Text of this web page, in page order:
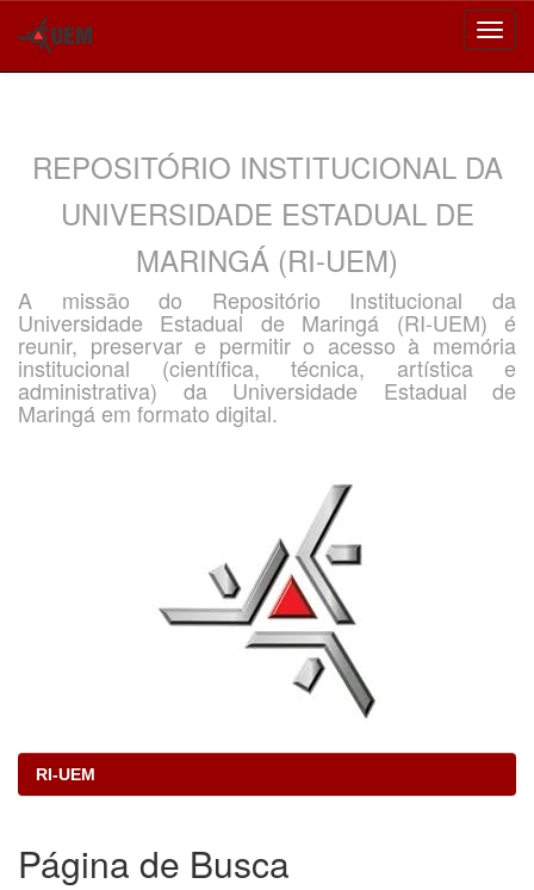
REPOSITÓRIO INSTITUCIONAL DA
UNIVERSIDADE ESTADUAL DE
MARINGÁ (RI-UEM)
A missão do Repositório Institucional da
Universidade Estadual de Maringá (RI-UEM) é
reunir, preservar e permitir o acesso à memória
institucional (científica, técnica, artística e
administrativa) da Universidade Estadual de
Maringá em formato digital.
RI-UEM
Página de Busca